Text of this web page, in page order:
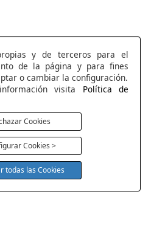
y de terceros para el
de la página y para fines
o cambiar la configuración.
visita Política de
Cookies
Cookies >
todas las Cookies